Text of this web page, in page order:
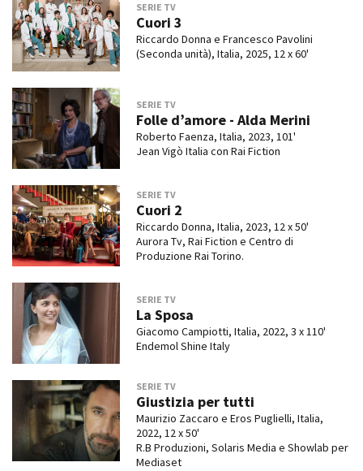
SERIE TV
Cuori 3
Riccardo Donna e Francesco Pavolini
(Seconda unità), Italia, 2025, 12 x 60'
SERIE TV
Folle d’amore - Alda Merini
Roberto Faenza, Italia, 2023, 101'
Jean Vigò Italia con Rai Fiction
SERIE TV
Cuori 2
Riccardo Donna, Italia, 2023, 12 x 50'
Aurora Tv, Rai Fiction e Centro di
Produzione Rai Torino.
SERIE TV
La Sposa
Giacomo Campiotti, Italia, 2022, 3 x 110'
Endemol Shine Italy
SERIE TV
Giustizia per tutti
Maurizio Zaccaro e Eros Puglielli, Italia,
2022, 12 x 50'
R.B Produzioni, Solaris Media e Showlab per
Mediaset